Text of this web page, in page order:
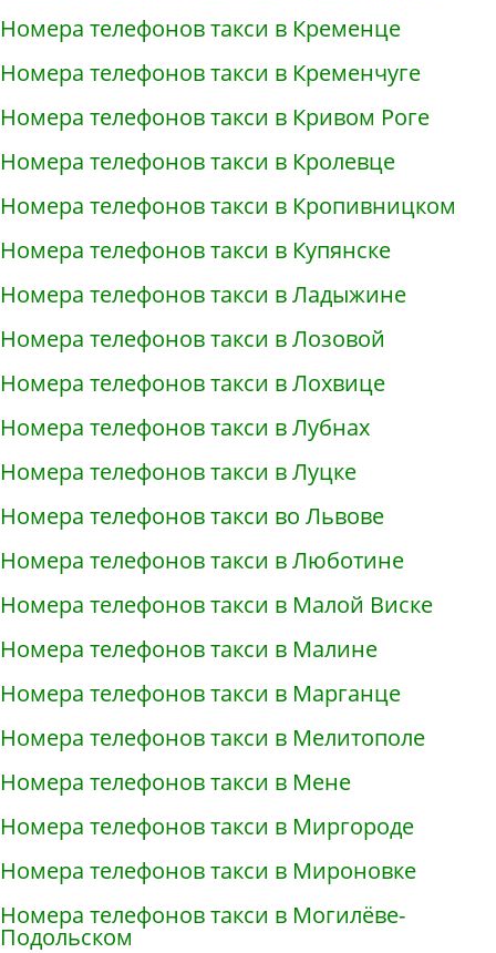
Номера телефонов такси в Кременце
Номера телефонов такси в Кременчуге
Номера телефонов такси в Кривом Роге
Номера телефонов такси в Кролевце
Номера телефонов такси в Кропивницком
Номера телефонов такси в Купянске
Номера телефонов такси в Ладыжине
Номера телефонов такси в Лозовой
Номера телефонов такси в Лохвице
Номера телефонов такси в Лубнах
Номера телефонов такси в Луцке
Номера телефонов такси во Львове
Номера телефонов такси в Люботине
Номера телефонов такси в Малой Виске
Номера телефонов такси в Малине
Номера телефонов такси в Марганце
Номера телефонов такси в Мелитополе
Номера телефонов такси в Мене
Номера телефонов такси в Миргороде
Номера телефонов такси в Мироновке
Номера телефонов такси в Могилёве-
Подольском